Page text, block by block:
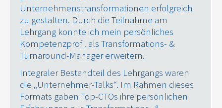
Unternehmenstransformationen erfolgreich
zu gestalten. Durch die Teilnahme am
Lehrgang konnte ich mein persönliches
Kompetenzprofil als Transformations- &
Turnaround-Manager erweitern.
Integraler Bestandteil des Lehrgangs waren
die „Unternehmer-Talks“. Im Rahmen dieses
Formats gaben Top-CTOs ihre persönlichen